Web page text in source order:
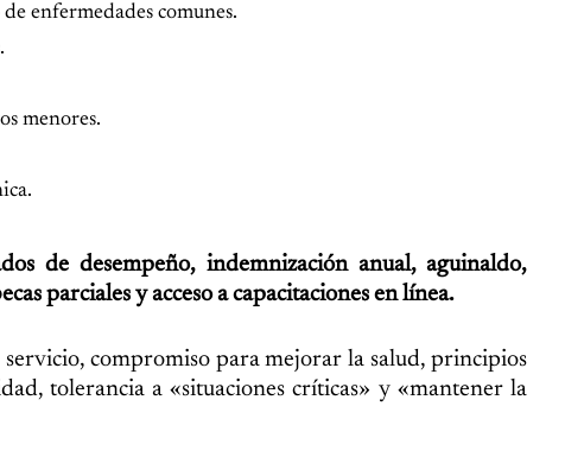
enfermedades comunes.
menores.
de desempeño, indemnización anual, aguinaldo,
parciales y acceso a capacitaciones en línea.
compromiso para mejorar la salud, principios
tolerancia a «situaciones críticas» y «mantener la